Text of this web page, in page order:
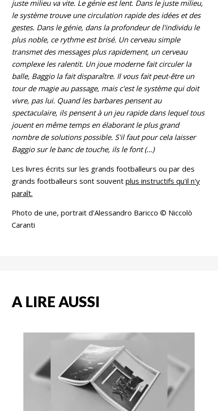
juste milieu va vite. Le génie est lent. Dans le juste milieu,
le système trouve une circulation rapide des idées et des
gestes. Dans le génie, dans la profondeur de l'individu le
plus noble, ce rythme est brisé. Un cerveau simple
transmet des messages plus rapidement, un cerveau
complexe les ralentit. Un joue moderne fait circuler la
balle, Baggio la fait disparaître. Il vous fait peut-être un
tour de magie au passage, mais c'est le système qui doit
vivre, pas lui. Quand les barbares pensent au
spectaculaire, ils pensent à un jeu rapide dans lequel tous
jouent en même temps en élaborant le plus grand
nombre de solutions possible. S'il faut pour cela laisser
Baggio sur le banc de touche, ils le font (…)
Les livres écrits sur les grands footballeurs ou par des
grands footballeurs sont souvent plus instructifs qu'il n'y
paraît.
Photo de une, portrait d'Alessandro Baricco © Niccolò
Caranti
A LIRE AUSSI